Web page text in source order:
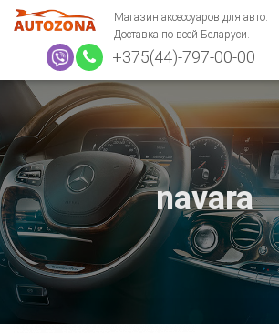
Магазин аксессуаров для авто.
Доставка по всей Беларуси.
+375(44)-797-00-00
navara